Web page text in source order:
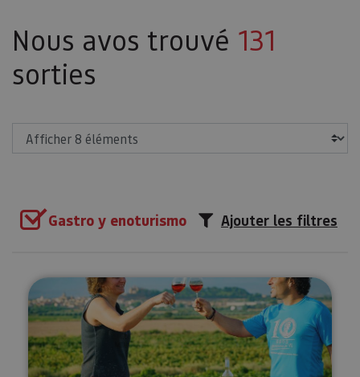
Nous avos trouvé 131
sorties
Gastro y enoturismo Ajouter les filtres
Visita a viñedo y Bodegas